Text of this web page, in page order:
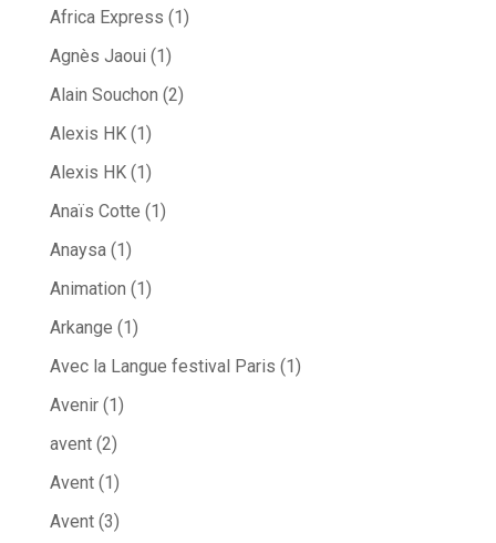
Africa Express (1)
Agnès Jaoui (1)
Alain Souchon (2)
Alexis HK(1)
Alexis HK(1)
Anaïs Cotte (1)
Anaysa(1)
Animation (1)
Arkange (1)
Avec la Langue festival Paris (1)
Avenir(1)
avent(2)
Avent(1)
Avent(3)